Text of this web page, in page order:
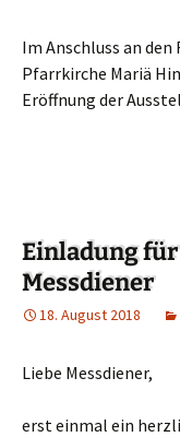
Im Anschluss an
Pfarrkirche Mariä
Eröffnung der
Einladung
Messdiener
18. August 2018
Liebe Messdiener,
erst einmal ein